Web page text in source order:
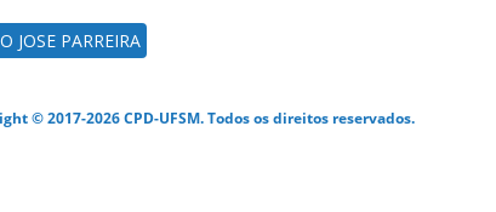
JOSE PARREIRA
© 2017-2026 CPD-UFSM. Todos os direitos reservados.